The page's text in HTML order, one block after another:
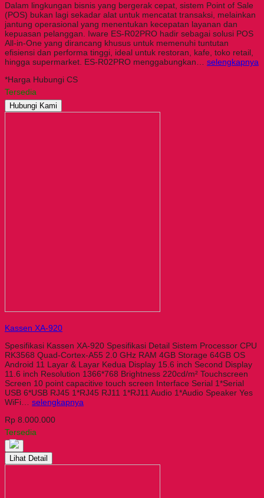
Dalam lingkungan bisnis yang bergerak cepat, sistem Point of Sale
(POS) bukan lagi sekadar alat untuk mencatat transaksi, melainkan
jantung operasional yang menentukan kecepatan layanan dan
kepuasan pelanggan. Iware ES-R02PRO hadir sebagai solusi POS
All-in-One yang dirancang khusus untuk memenuhi tuntutan
efisiensi dan performa tinggi, ideal untuk restoran, kafe, toko retail,
hingga supermarket. ES-R02PRO menggabungkan… selengkapnya
*Harga Hubungi CS
Tersedia
Hubungi Kami
Kassen XA-920
Spesifikasi Kassen XA-920 Spesifikasi Detail Sistem Processor CPU
RK3568 Quad-Cortex-A55 2.0 GHz RAM 4GB Storage 64GB OS
Android 11 Layar & Layar Kedua Display 15.6 inch Second Display
11.6 inch Resolution 1366*768 Brightness 220cd/m² Touchscreen
Screen 10 point capacitive touch screen Interface Serial 1*Serial
USB 6*USB RJ45 1*RJ45 RJ11 1*RJ11 Audio 1*Audio Speaker Yes
WiFi… selengkapnya
Rp 8.000.000
Tersedia
Lihat Detail